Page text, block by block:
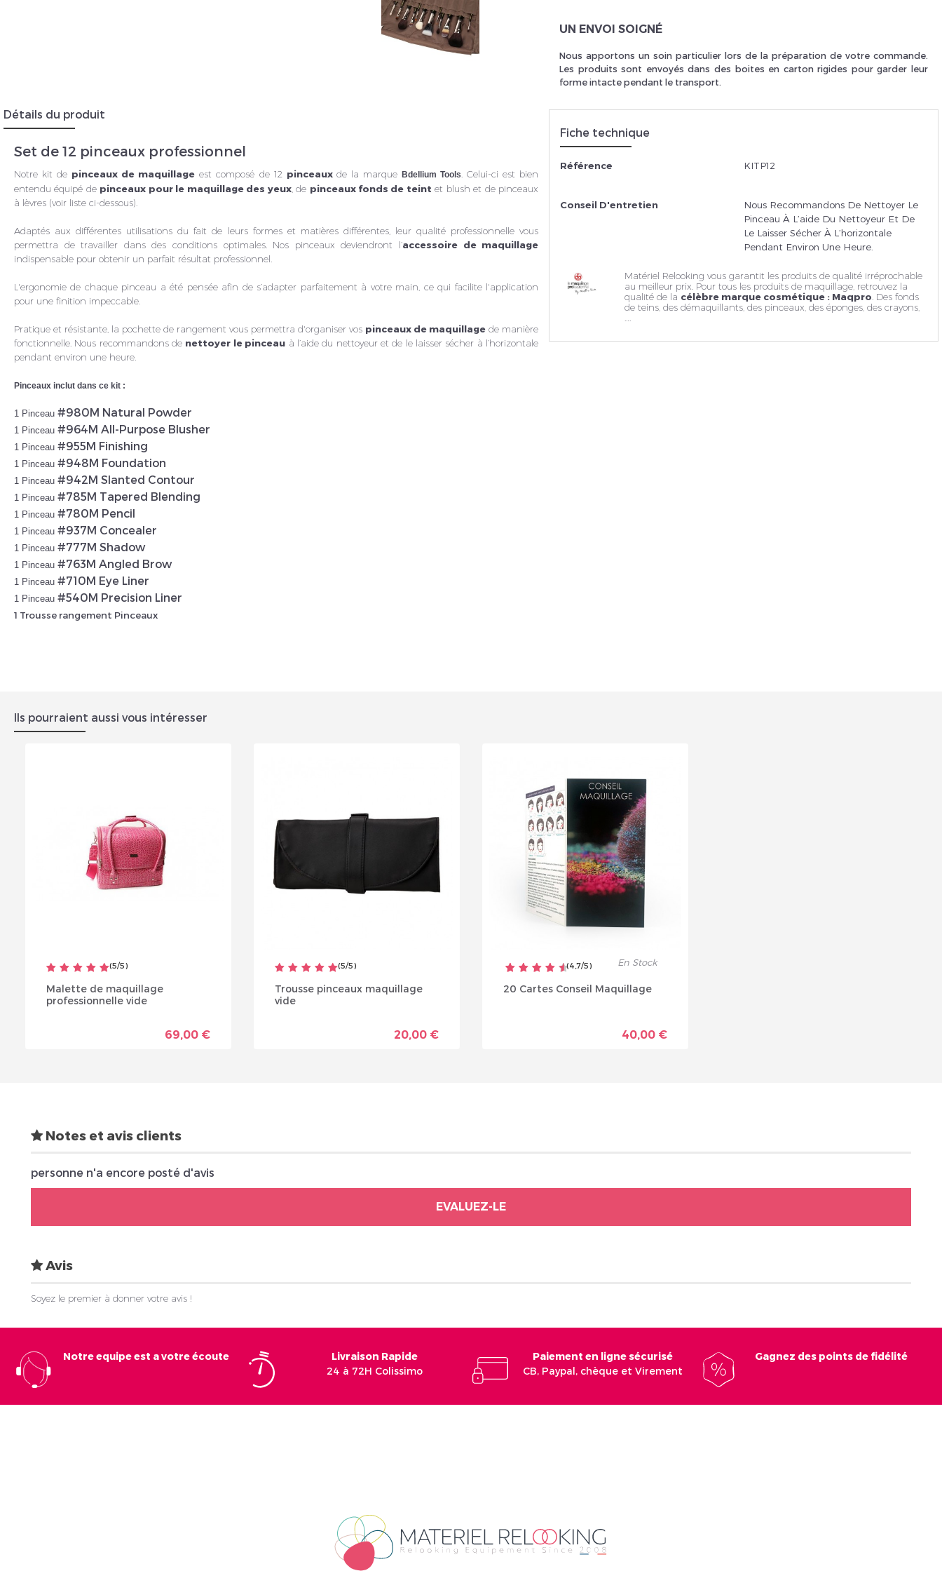
Inscrivez vous et ainsi bénéficier des tarifs professionnel
UN ENVOI SOIGNÉ
Nous apportons un soin particulier lors de la préparation de votre commande.
Les produits sont envoyés dans des boites en carton rigides pour garder leur
forme intacte pendant le transport.
Détails du produit
Set de 12 pinceaux professionnel
Notre kit de pinceaux de maquillage est composé de 12 pinceaux de la marque Bdellium Tools . Celui-ci est bien
entendu équipé de pinceaux pour le maquillage des yeux, de pinceaux fonds de teint et blush et de pinceaux
à lèvres (voir liste ci-dessous).
Adaptés aux différentes utilisations du fait de leurs formes et matières différentes, leur qualité professionnelle vous
permettra de travailler dans des conditions optimales. Nos pinceaux deviendront l’accessoire de maquillage
indispensable pour obtenir un parfait résultat professionnel.
L'ergonomie de chaque pinceau a été pensée afin de s’adapter parfaitement à votre main, ce qui facilite l'application
pour une finition impeccable.
Pratique et résistante, la pochette de rangement vous permettra d'organiser vos pinceaux de maquillage de manière
fonctionnelle. Nous recommandons de nettoyer le pinceau à l’aide du nettoyeur et de le laisser sécher à l’horizontale
pendant environ une heure.
Pinceaux inclut dans ce kit :
1 Pinceau #980M Natural Powder
1 Pinceau #964M All-Purpose Blusher
1 Pinceau #955M Finishing
1 Pinceau #948M Foundation
1 Pinceau #942M Slanted Contour
1 Pinceau #785M Tapered Blending
1 Pinceau #780M Pencil
1 Pinceau #937M Concealer
1 Pinceau #777M Shadow
1 Pinceau #763M Angled Brow
1 Pinceau #710M Eye Liner
1 Pinceau #540M Precision Liner
1 Trousse rangement Pinceaux
Fiche technique
Référence KITP12
Conseil D'entretien
Nous Recommandons De Nettoyer Le
Pinceau À L’aide Du Nettoyeur Et De
Le Laisser Sécher À L’horizontale
Pendant Environ Une Heure.
Matériel Relooking vous garantit les produits de qualité irréprochable
au meilleur prix. Pour tous les produits de maquillage, retrouvez la
qualité de la célèbre marque cosmétique : Maqpro . Des fonds
de teins, desdémaquillants , des pinceaux, des éponges, des crayons,
Ils pourraient aussi vous intéresser
(5/5)
Malette de maquillage
professionnelle vide
69,00 €
(5/5)
Trousse pinceaux maquillage
vide
20,00 €
(4,7/5) En Stock
20 Cartes Conseil Maquillage
40,00 €
Notes et avis clients
personne n'a encore posté d'avis
EVALUEZ-LE
Avis
Soyez le premier à donner votre avis !
Notre equipe est a votre écoute
Livraison Rapide
24 à 72H Colissimo
Paiement en ligne sécurisé
CB, Paypal, chèque et Virement
Gagnez des points de fidélité